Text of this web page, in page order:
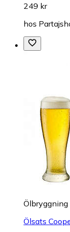
249 kr
hos
Ölbryggning
Ölsats